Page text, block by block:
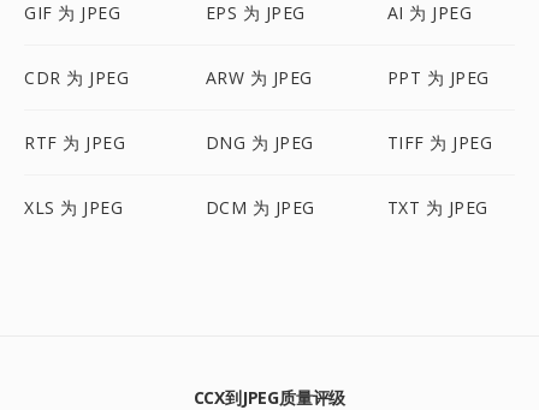
GIF 为 JPEG EPS 为 JPEG AI 为 JPEG
CDR 为 JPEG ARW 为 JPEG PPT 为 JPEG
RTF 为 JPEG DNG 为 JPEG TIFF 为 JPEG
XLS 为 JPEG DCM 为 JPEG TXT 为 JPEG
CCX到JPEG质量评级